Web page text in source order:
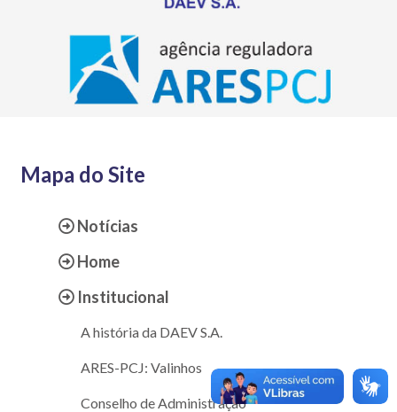
Mapa do Site
Notícias
Home
Institucional
A história da DAEV S.A.
ARES-PCJ: Valinhos
Conselho de Administração